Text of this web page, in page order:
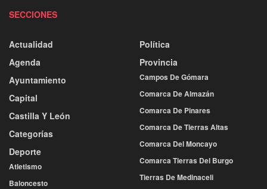
SECCIONES
Actualidad
Agenda
Ayuntamiento
Capital
Castilla Y León
Categorías
Deporte
Atletismo
Baloncesto
Política
Provincia
Campos De Gómara
Comarca De Almazán
Comarca De Pinares
Comarca De Tierras Altas
Comarca Del Moncayo
Comarca Tierras Del Burgo
Tierras De Medinaceli